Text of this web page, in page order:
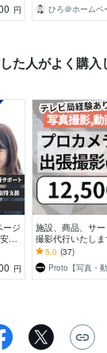
円
た人がよく購入
ージ
心
を
円
施設、商品、サ
撮影代行いたしま
し！プロが高品質
します
5.0 (37)